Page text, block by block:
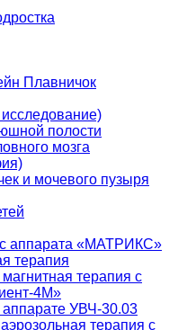
Плавничок
полости
мозга
и мочевого пузыря
аппарата «МАТРИКС»
терапия
терапия с
4М»
УВЧ-30.03
терапия с